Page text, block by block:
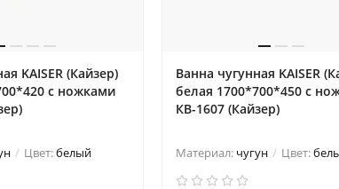
KAISER (Кайзер)
с ножками
Цвет:белый
Ванна чугунная KAISER
белая 1700*700*450 с
КВ-1607 (Кайзер)
Материал: чугун Цвет: